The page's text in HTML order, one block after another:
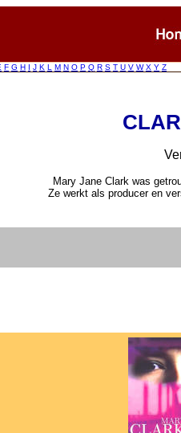
F G H I J K L M N O P Q R S T U V W X Y Z
Mary Jane Clark was
Ze werkt als producer en